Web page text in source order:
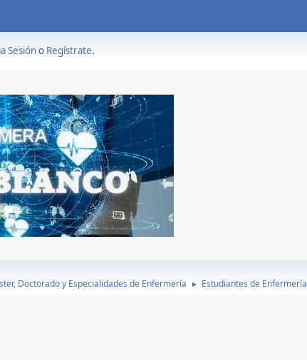
Sesióno Regístrate.
Doctorado y Especialidades de Enfermería ► Estudiantes de Enfermería